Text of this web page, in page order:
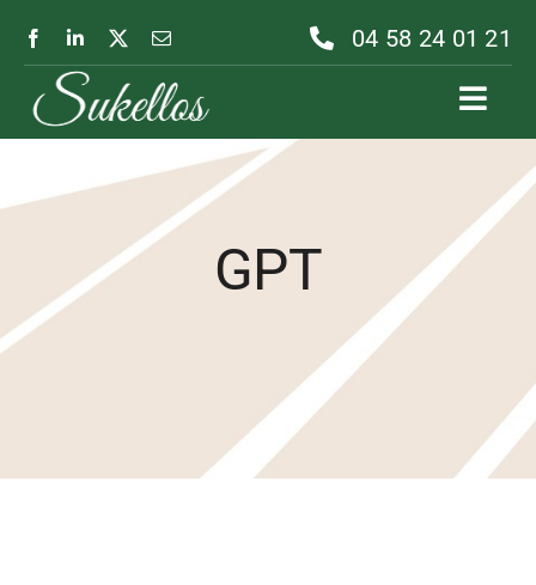
contenu
04 58 24 01 21
GPT